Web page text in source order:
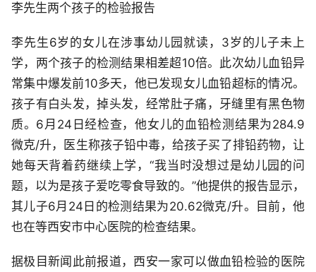
李先生两个孩子的检验报告
李先生6岁的女儿在涉事幼儿园就读，3岁的儿子未上
学，两个孩子的检测结果相差超10倍。此次幼儿血铅异
常集中爆发前10多天，他已发现女儿血铅超标的情况。
孩子有白头发，掉头发，经常肚子痛，牙缝里有黑色物
质。6月24日经检查，他女儿的血铅检测结果为284.9
微克/升，医生称孩子铅中毒，给孩子买了排铅药物，让
她每天背着药继续上学，“我当时没想过是幼儿园的问
题，以为是孩子爱吃零食导致的。”他提供的报告显示，
其儿子6月24日的检测结果为20.62微克/升。目前，他
也在等西安市中心医院的检查结果。
据极目新闻此前报道，西安一家可以做血铅检验的医院